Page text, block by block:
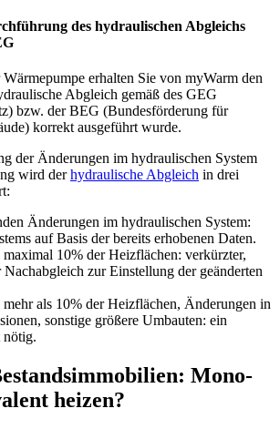
des hydraulischen Abgleichs
erhalten Sie von myWarm den
Abgleich gemäß des GEG
bzw. der BEG (Bundesförderung für
korrekt ausgeführt wurde.
der Änderungen im hydraulischen System
wird derhydraulische Abgleich in drei
Änderungen im hydraulischen System:
auf Basis der bereits erhobenen Daten.
10% der Heizflächen: verkürzter,
Nachabgleich zur Einstellung der geänderten
als 10% der Heizflächen, Änderungen in
sonstige größere Umbauten: ein
nötig.
Mono-
heizen?